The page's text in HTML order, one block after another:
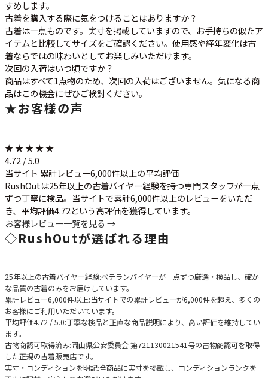
すめします。
古着を購入する際に気をつけることはありますか？
古着は一点ものです。実寸を掲載していますので、お手持ちの似たア
イテムと比較してサイズをご確認ください。使用感や経年変化は古
着ならではの味わいとしてお楽しみいただけます。
次回の入荷はいつ頃ですか？
商品はすべて1点物のため、次回の入荷はございません。気になる商
品はこの機会にぜひご検討ください。
★お客様の声
★ ★ ★ ★ ★
4.72 / 5.0
当サイト 累計レビュー6,000件以上の平均評価
RushOutは25年以上の古着バイヤー経験を持つ専門スタッフが一点
ずつ丁寧に検品。当サイトで累計6,000件以上のレビューをいただ
き、平均評価4.72という高評価を獲得しています。
お客様レビュー一覧を見る →
◇RushOutが選ばれる理由
25年以上の古着バイヤー経験:ベテランバイヤーが一点ずつ厳選・検品し、確か
な品質の古着のみをお届けしています。
累計レビュー6,000件以上:当サイトでの累計レビューが6,000件を超え、多くの
お客様にご利用いただいています。
平均評価4.72 / 5.0:丁寧な検品と正直な商品説明により、高い評価を維持してい
ます。
古物商認可取得済み:岡山県公安委員会 第721130021541号の古物商認可を取得
した正規の古着販売店です。
実寸・コンディションを明記:全商品に実寸を掲載し、コンディションランクを